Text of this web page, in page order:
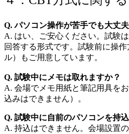
Q. パソコン操作が苦手でも大丈
A. はい、ご安心ください。試験
回答する形式です。試験前に操
ル）もご用意しています。
Q. 試験中にメモは取れますか？
A. 会場でメモ用紙と筆記用具を
込みはできません）。
Q. 試験中に自前のパソコンを持
A. 持込はできません。会場設置